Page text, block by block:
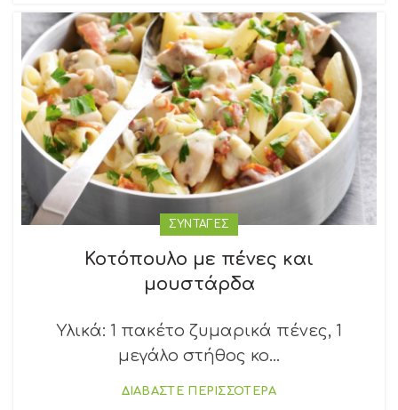
ΣΥΝΤΑΓΕΣ
Κοτόπουλο με πένες και
μουστάρδα
Υλικά: 1 πακέτο ζυμαρικά πένες, 1
μεγάλο στήθος κο...
ΔΙΑΒΑΣΤΕ ΠΕΡΙΣΣΟΤΕΡΑ